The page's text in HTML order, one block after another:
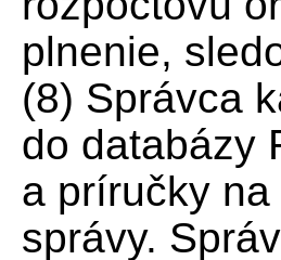
plnenie,
(8) Správca
do databázy
a príručky
správy.